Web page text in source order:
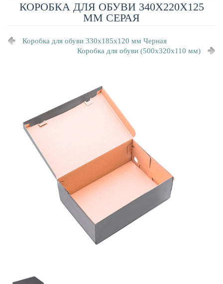
КОРОБКА ДЛЯ ОБУВИ 340Х220Х125
ММ СЕРАЯ
Коробка для обуви 330x185x120 мм Черная
Коробка для обуви (500x320x110 мм)